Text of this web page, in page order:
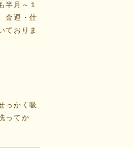
半月～１
金運・仕
ておりま
っかく吸
ってか